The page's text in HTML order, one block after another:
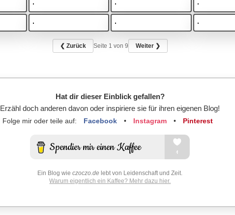
❮ Zurück Seite 1 von 9 Weiter ❯
Hat dir dieser Einblick gefallen?
Erzähl doch anderen davon oder inspiriere sie für ihren eigenen Blog!
Folge mir oder teile auf: Facebook • Instagram • Pinterest
Ein Blog wieczoczo.de lebt von Leidenschaft und Zeit.
Warum eigentlich ein Kaffee? Mehr dazu hier.